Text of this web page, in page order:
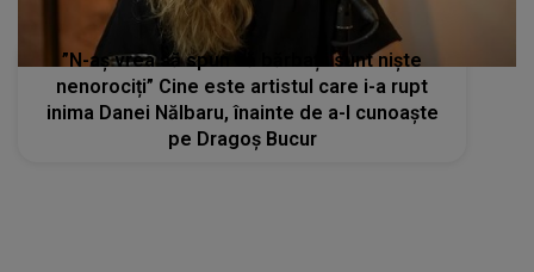
”N-aș vrea să spun că bărbații sunt niște
nenorociți” Cine este artistul care i-a rupt
inima Danei Nălbaru, înainte de a-l cunoaște
pe Dragoș Bucur